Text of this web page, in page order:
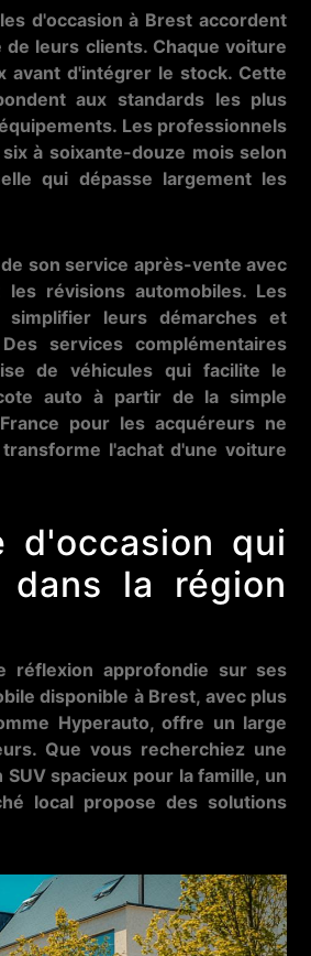
d'occasion à Brest accordent
leurs clients. Chaque voiture
avant d'intégrer le stock. Cette
aux standards les plus
Les professionnels
à soixante-douze mois selon
qui dépasse largement les
son service après-vente avec
révisions automobiles. Les
leurs démarches et
services complémentaires
de véhicules qui facilite le
auto à partir de la simple
pour les acquéreurs ne
l'achat d'une voiture
d'occasion qui
la région
réflexion approfondie sur ses
disponible à Brest, avec plus
Hyperauto, offre un large
Que vous recherchiez une
spacieux pour la famille, un
local propose des solutions